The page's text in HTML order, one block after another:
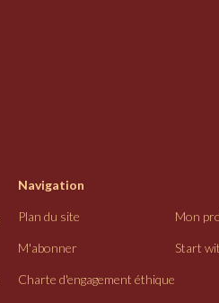
Navigation
Plan du site Mon
M'abonner Start
Charte d'engagement éthique